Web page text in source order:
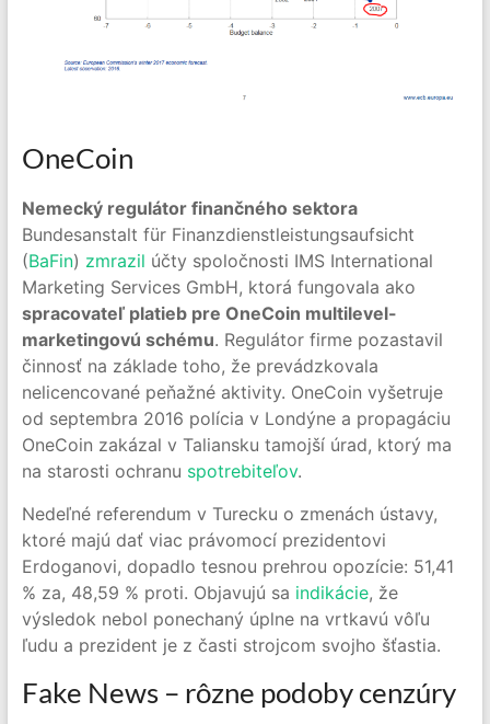
OneCoin
Nemecký regulátor finančného sektora
Bundesanstalt für Finanzdienstleistungsaufsicht
(BaFin) zmrazil účty spoločnosti IMS International
Marketing Services GmbH, ktorá fungovala ako
spracovateľ platieb pre OneCoin multilevel-
marketingovú schému. Regulátor firme pozastavil
činnosť na základe toho, že prevádzkovala
nelicencované peňažné aktivity. OneCoin vyšetruje
od septembra 2016 polícia v Londýne a propagáciu
OneCoin zakázal v Taliansku tamojší úrad, ktorý ma
na starosti ochranu spotrebiteľov.
Nedeľné referendum v Turecku o zmenách ústavy,
ktoré majú dať viac právomocí prezidentovi
Erdoganovi, dopadlo tesnou prehrou opozície: 51,41
% za, 48,59 % proti. Objavujú sa indikácie, že
výsledok nebol ponechaný úplne na vrtkavú vôľu
ľudu a prezident je z časti strojcom svojho šťastia.
Fake News – rôzne podoby cenzúry